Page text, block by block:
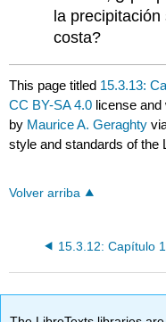
la
costa?
This page titled 15.3.13:
CC BY-SA 4.0 license
by Maurice A. Geraghty
style and standards of the
Volver arriba